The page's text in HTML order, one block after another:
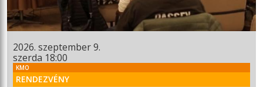
2026. szeptember 9.
szerda 18:00
KMO
RENDEZVÉNY